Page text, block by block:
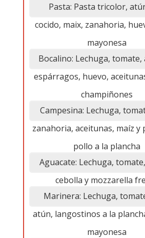
Pasta: Pasta tricolor,
cocido, maix, zanahoria,
mayonesa
Bocalino: Lechuga, tomate,
espárragos, huevo,
champiñones
Campesina: Lechuga,
zanahoria, aceitunas, maíz y
pollo a la plancha
Aguacate: Lechuga,
cebolla y mozzarella
Marinera: Lechuga,
atún, langostinos a la
mayonesa